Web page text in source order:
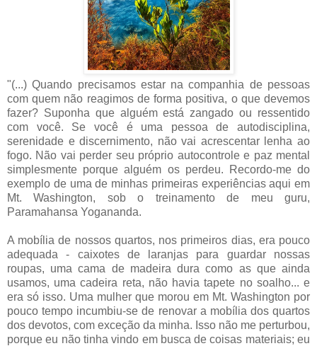
"(...) Quando precisamos estar na companhia de pessoas
com quem não reagimos de forma positiva, o que devemos
fazer? Suponha que alguém está zangado ou ressentido
com você. Se você é uma pessoa de autodisciplina,
serenidade e discernimento, não vai acrescentar lenha ao
fogo. Não vai perder seu próprio autocontrole e paz mental
simplesmente porque alguém os perdeu. Recordo-me do
exemplo de uma de minhas primeiras experiências aqui em
Mt. Washington, sob o treinamento de meu guru,
Paramahansa Yogananda.
A mobília de nossos quartos, nos primeiros dias, era pouco
adequada - caixotes de laranjas para guardar nossas
roupas, uma cama de madeira dura como as que ainda
usamos, uma cadeira reta, não havia tapete no soalho... e
era só isso. Uma mulher que morou em Mt. Washington por
pouco tempo incumbiu-se de renovar a mobília dos quartos
dos devotos, com exceção da minha. Isso não me perturbou,
porque eu não tinha vindo em busca de coisas materiais; eu